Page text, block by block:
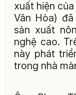
xuất hiện
Vân Hòa)
sản xuất
nghệ cao.
này phát
trong nhà